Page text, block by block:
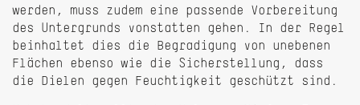
werden, muss zudem eine passende Vorbereitung
des Untergrunds vonstatten gehen. In der Regel
beinhaltet dies die Begradigung von unebenen
Flächen ebenso wie die Sicherstellung, dass
die Dielen gegen Feuchtigkeit geschützt sind.